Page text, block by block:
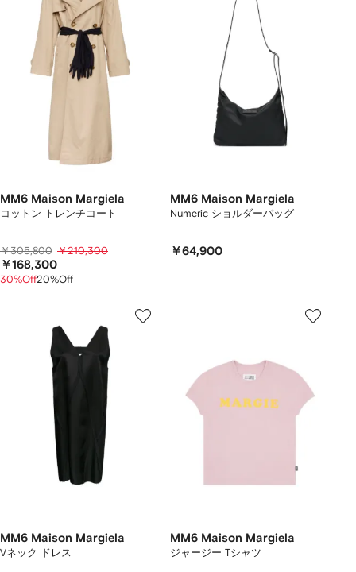
MM6 Maison Margiela
コットン トレンチコート
￥305,800 ￥210,300
￥168,300
30%Off20%Off
MM6 Maison Margiela
Numeric ショルダーバッグ
￥64,900
MM6 Maison Margiela
Vネック ドレス
MM6 Maison Margiela
ジャージー Tシャツ